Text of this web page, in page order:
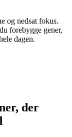
og nedsat fokus.
forebygge gener,
dagen.
der